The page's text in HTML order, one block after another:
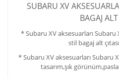
SUBARU XV
BAGAJ
* Subaru XV aksesuarları Subaru
stil bagaj alt
*Subaru XV aksesuarları Subaru
tasarım,şık